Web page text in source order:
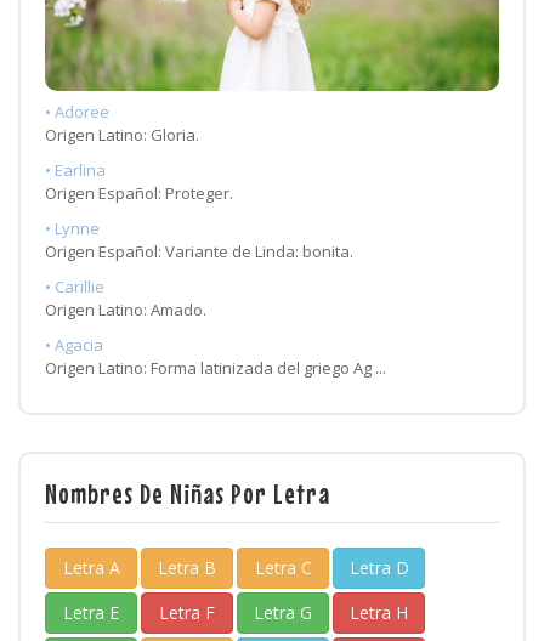
• Adoree
Origen Latino: Gloria.
• Earlina
Origen Español: Proteger.
• Lynne
Origen Español: Variante de Linda: bonita.
• Carillie
Origen Latino: Amado.
• Agacia
Origen Latino: Forma latinizada del griego Ag ...
Nombres De Niñas Por Letra
Letra A Letra B Letra C
Letra D
Letra E
Letra F Letra G
Letra H